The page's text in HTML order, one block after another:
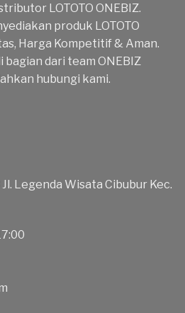
LOTOTO ONEBIZ.
produk LOTOTO
Harga Kompetitif & Aman.
bagian dari team ONEBIZ
hubungi kami.
Legenda Wisata Cibubur Kec.